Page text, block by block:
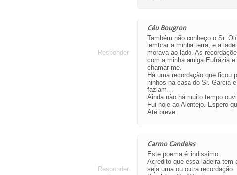
Céu Bougron
Também não conheço o Sr.
lembrar a minha terra, e a
morava ao lado. As
com a minha amiga Eufrázia
chamar-me.
Há uma recordação que ficou
ninhos na casa do Sr. Garcia
faziam…
Ainda não há muito tempo
Fui hoje ao Alentejo. Espero
Até breve.
Responder
Carmo Candeias
Este poema é lindissimo.
Acredito que essa ladeira tem
seja uma ou outra
Responder